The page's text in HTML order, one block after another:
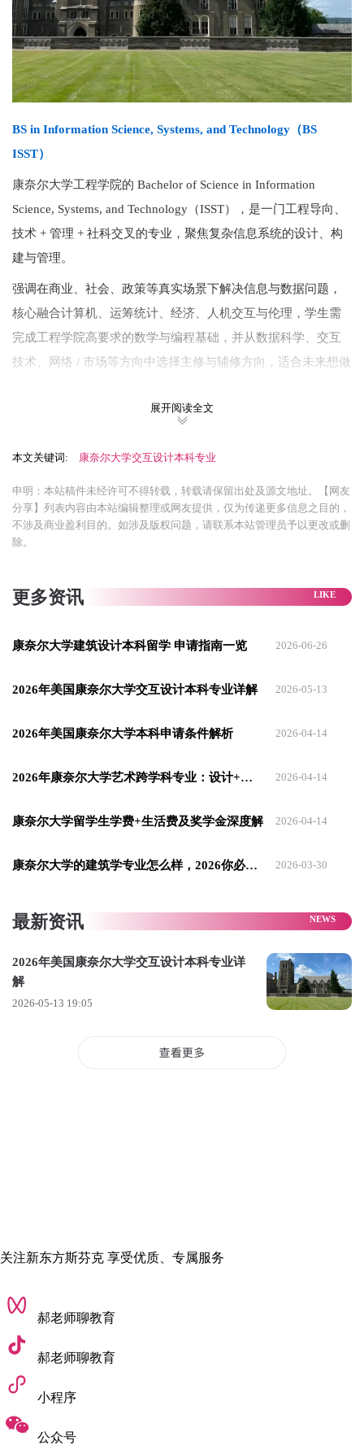
BS in Information Science, Systems, and Technology（BS
ISST）
康奈尔大学工程学院的 Bachelor of Science in Information
Science, Systems, and Technology（ISST），是一门工程导向、
技术 + 管理 + 社科交叉的专业，聚焦复杂信息系统的设计、构
建与管理。
强调在商业、社会、政策等真实场景下解决信息与数据问题，
核心融合计算机、运筹统计、经济、人机交互与伦理，学生需
完成工程学院高要求的数学与编程基础，并从数据科学、交互
技术、网络 / 市场等方向中选择主修与辅修方向，适合未来想做
Bachelor of Science in Design + Environmental Analysis
体工程学、可持续发展与设计战略。
聚焦 “人 — 空间 — 环境” 的系统关系，培养能设计健康、公
平、可持续建成环境的复合型人才Cornell Human Ecology。
心，围绕设计创新与战略、可持续未来、健康与福祉三大方向
向获CIDA 认证，毕业生可直接报考美国室内设计资质考试
Cornell Human Ecology。
目，适合既热爱空间设计、又关注用户体验与社会影响的学
空间规划、健康建筑研究等方向。
以上就是小编整理美国康奈尔大学交互设计本科专业的相关内
展开阅读全文
本文关键词: 康奈尔大学交互设计本科专业
申明：本站稿件未经许可不得转载，转载请保留出处及源文地址。【网友
分享】列表内容由本站编辑整理或网友提供，仅为传递更多信息之目的，
不涉及商业盈利目的。如涉及版权问题，请联系本站管理员予以更改或删
除。
更多资讯
康奈尔大学建筑设计本科留学 申请指南一览 2026-06-26
2026年美国康奈尔大学交互设计本科专业详解 2026-05-13
2026年美国康奈尔大学本科申请条件解析 2026-04-14
2026年康奈尔大学艺术跨学科专业：设计+环境分析 2026-04-14
康奈尔大学留学生学费+生活费及奖学金深度解 2026-04-14
康奈尔大学的建筑学专业怎么样，2026你必须知道的事情！ 2026-03-30
最新资讯
2026年美国康奈尔大学交互设计本科专业详
解
2026-05-13 19:05
关注新东方斯芬克 享受优质、专属服务
郝老师聊教育
郝老师聊教育
小程序
公众号